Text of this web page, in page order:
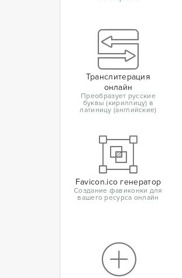
Транслитерация
онлайн
Преобразует русские
буквы (кириллицу) в
латиницу (английские)
Favicon.ico генератор
Создание фавиконки для
вашего ресурса онлайн